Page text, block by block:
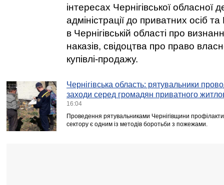
інтересах Чернігівської обласної
адміністрації до приватних осіб
в Чернігівській області про
наказів, свідоцтва про право
купівлі-продажу.
Чернігівська область: рятувальники
заходи серед громадян приватного
16:04
Проведення рятувальниками Чернігівщини
сектору є одним із методів боротьби з пожежами.